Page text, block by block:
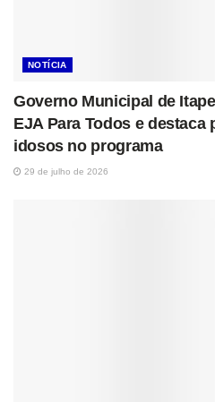
NOTÍCIA
Governo Municipal de
EJA Para Todos e destaca
idosos no programa
29 de julho de 2026